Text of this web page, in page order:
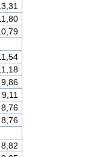
9,86
9,11
8,76
8,76
8,82